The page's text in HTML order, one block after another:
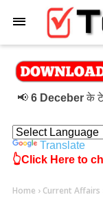
6 Deceberके टेस्ट
Translate
👆Click Here to
Home › Current Affairs